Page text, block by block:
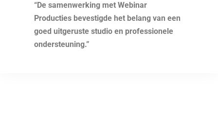
“De samenwerking met Webinar
Producties bevestigde het belang van een
goed uitgeruste studio en professionele
ondersteuning.”